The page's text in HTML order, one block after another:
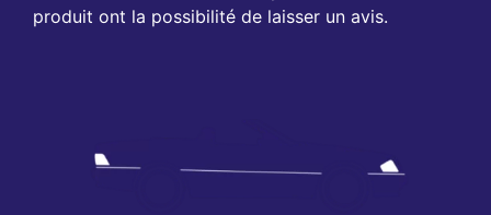
produit ont la possibilité de laisser un avis.